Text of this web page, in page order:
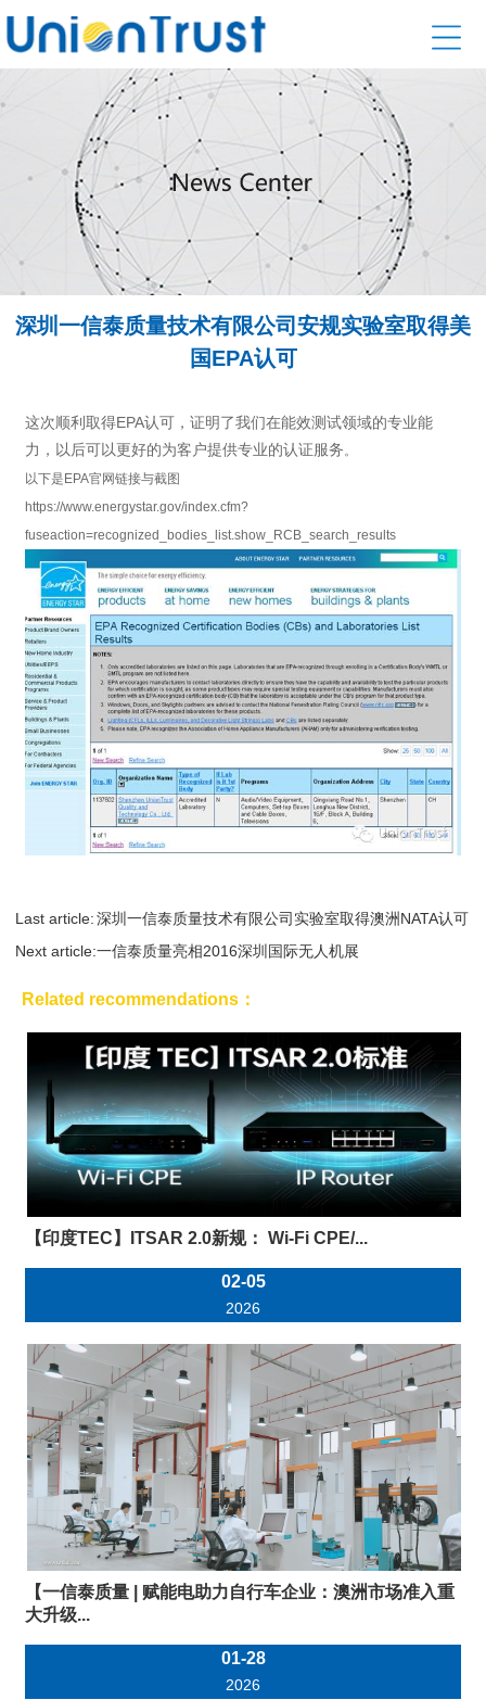
深圳一信泰质量技术有限公司安规实验室取得美
国EPA认可
这次顺利取得EPA认可，证明了我们在能效测试领域的专业能
力，以后可以更好的为客户提供专业的认证服务。
以下是EPA官网链接与截图
https://www.energystar.gov/index.cfm?
fuseaction=recognized_bodies_list.show_RCB_search_results
Last article: 深圳一信泰质量技术有限公司实验室取得澳洲NATA认可
Next article:一信泰质量亮相2016深圳国际无人机展
Related recommendations：
【印度TEC】ITSAR 2.0新规： Wi-Fi CPE/...
02-05
2026
【一信泰质量 | 赋能电助力自行车企业：澳洲市场准入重
大升级...
01-28
2026